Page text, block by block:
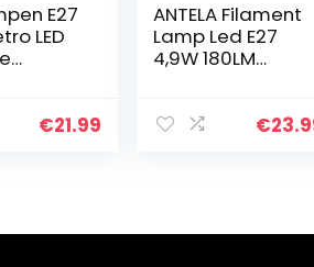
E27
LED
retro
€21.99
ANTELA Filament
Lamp Led E27
4,9W 180LM
Compatibel met
€